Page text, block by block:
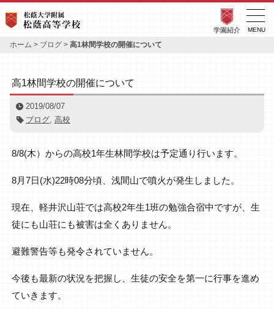
学園紹介
ホーム > ブログ > 高1林間学校の開催について
高1林間学校の開催について
2019/08/07
ブログ, 高校
8/8(木）からの高校1年生林間学校は予定通り行います。
8月7日(水)22時08分頃、浅間山で噴火が発生しました。
現在、軽井沢山荘では高校2年生1班の勉強合宿中ですが、生
徒にも山荘にも被害は全くありません。
避難警告等も発令されていません。
今後も最新の状況を把握し、生徒の安全を第一に行事を進め
ていきます。
MENU